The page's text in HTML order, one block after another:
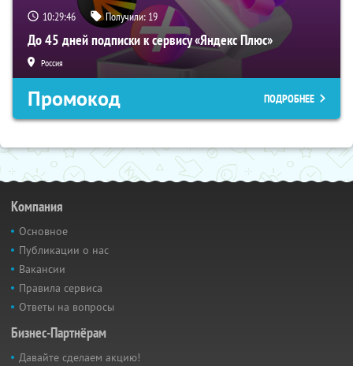
10:29:45 Получили: 19
До 45 дней подписки к сервису «Яндекс Плюс»
Россия
Промокод ПОДРОБНЕЕ
Компания
Основное
Публикации о нас
Вакансии
Правила сервиса
Ответы на вопросы
Бизнес-Партнёрам
Давайте сделаем акцию!